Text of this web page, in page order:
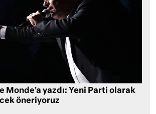
Monde’a yazdı: Yeni Parti olarak
öneriyoruz